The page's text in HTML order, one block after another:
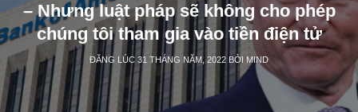
– Nhưng luật pháp sẽ không cho phép
chúng tôi tham gia vào tiền điện tử
ĐĂNG LÚC 31 THÁNG NĂM, 2022 BỞI MIND